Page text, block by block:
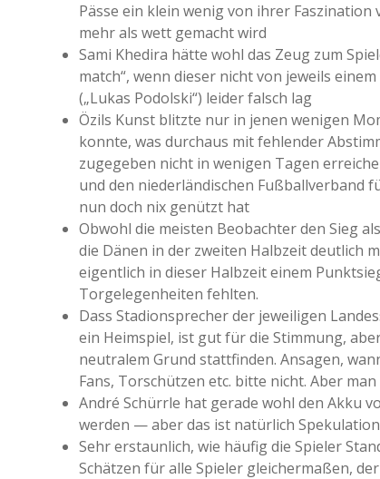
Pässe ein klein wenig von ihrer
mehr als wett gemacht wird
Sami Khedira hätte wohl das Zeug zum
match“, wenn dieser nicht von jeweils
(„Lukas Podolski“) leider falsch lag
Özils Kunst blitzte nur in jenen wenigen
konnte, was durchaus mit fehlender
zugegeben nicht in wenigen Tagen
und den niederländischen Fußballverband
nun doch nix genützt hat
Obwohl die meisten Beobachter den Sieg
die Dänen in der zweiten Halbzeit deutlich
eigentlich in dieser Halbzeit einem
Torgelegenheiten fehlten.
Dass Stadionsprecher der jeweiligen
ein Heimspiel, ist gut für die Stimmung,
neutralem Grund stattfinden. Ansagen,
Fans, Torschützen etc. bitte nicht. Aber
André Schürrle hat gerade wohl den Akku
werden — aber das ist natürlich Spekulation
Sehr erstaunlich, wie häufig die Spieler
Schätzen für alle Spieler gleichermaßen,